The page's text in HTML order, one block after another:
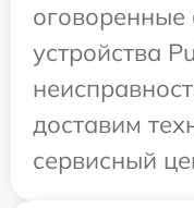
оговоренные
устройства
доставим
сервисный